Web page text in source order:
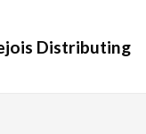
Distributing